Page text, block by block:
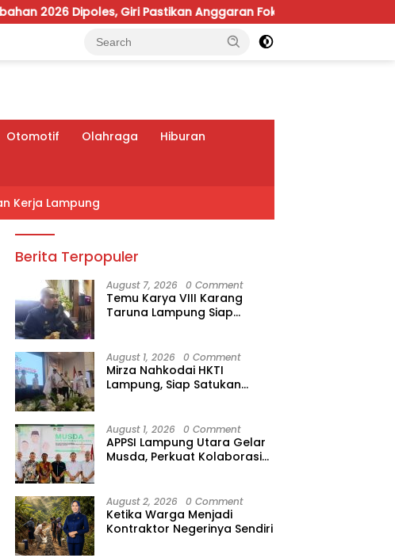
Giri Pastikan Anggaran Fokus Program Prioritas
Otomotif Olahraga Hiburan
Kerja Lampung
Berita Terpopuler
August 7, 2026 0 Comment
Temu Karya VIII Karang
Taruna Lampung Siap
August 1, 2026 0 Comment
Mirza Nahkodai HKTI
Lampung, Siap Satukan
August 1, 2026 0 Comment
APPSI Lampung Utara Gelar
Musda, Perkuat Kolaborasi
Bermartabat
August 2, 2026 0 Comment
Ketika Warga Menjadi
Kontraktor Negerinya Sendiri